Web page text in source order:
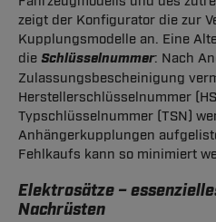
zeigt der Konfigurator die zur
Kupplungsmodelle an. Eine
die Schlüsselnummer: Nach
Zulassungsbescheinigung
Herstellerschlüsselnummer
Typschlüsselnummer (TSN)
Anhängerkupplungen
Fehlkaufs kann so minimiert
Elektrosätze –
Nachrüsten